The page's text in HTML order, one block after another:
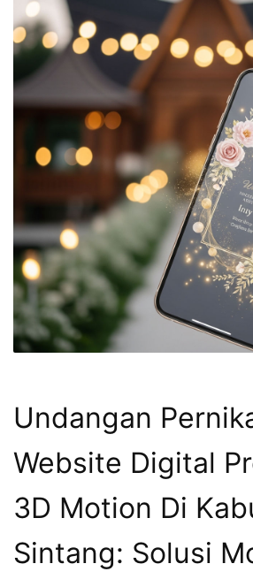
Undangan
Website Digital
3D Motion Di
Sintang: Solusi